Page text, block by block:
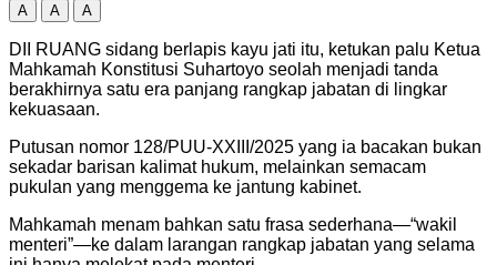
A A A
DII RUANG sidang berlapis kayu jati itu, ketukan palu Ketua
Mahkamah Konstitusi Suhartoyo seolah menjadi tanda
berakhirnya satu era panjang rangkap jabatan di lingkar
kekuasaan.
Putusan nomor 128/PUU-XXIII/2025 yang ia bacakan bukan
sekadar barisan kalimat hukum, melainkan semacam
pukulan yang menggema ke jantung kabinet.
Mahkamah menam bahkan satu frasa sederhana—“wakil
menteri”—ke dalam larangan rangkap jabatan yang selama